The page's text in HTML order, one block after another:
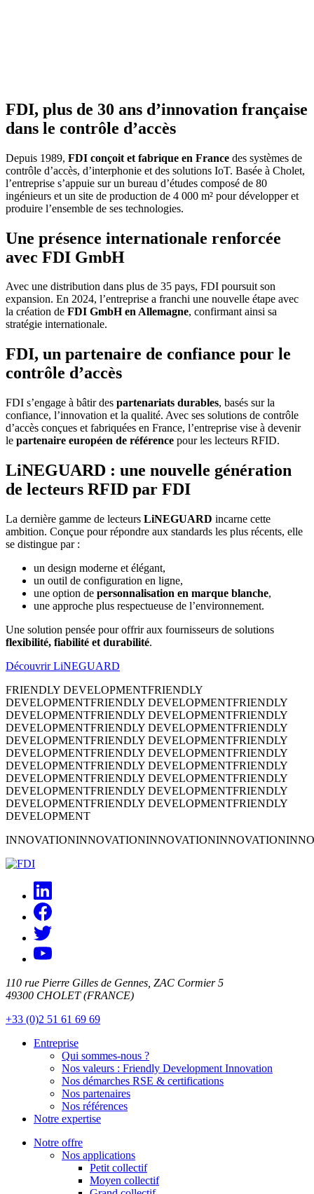
FDI, plus de 30 ans d’innovation française
dans le contrôle d’accès
Depuis 1989, FDI conçoit et fabrique en France des systèmes de
contrôle d’accès, d’interphonie et des solutions IoT. Basée à Cholet,
l’entreprise s’appuie sur un bureau d’études composé de 80
ingénieurs et un site de production de 4 000 m² pour développer et
produire l’ensemble de ses technologies.
Une présence internationale renforcée
avec FDI GmbH
Avec une distribution dans plus de 35 pays, FDI poursuit son
expansion. En 2024, l’entreprise a franchi une nouvelle étape avec
la création de FDI GmbH en Allemagne, confirmant ainsi sa
stratégie internationale.
FDI, un partenaire de confiance pour le
contrôle d’accès
FDI s’engage à bâtir des partenariats durables, basés sur la
confiance, l’innovation et la qualité. Avec ses solutions de contrôle
d’accès conçues et fabriquées en France, l’entreprise vise à devenir
le partenaire européen de référence pour les lecteurs RFID.
LiNEGUARD : une nouvelle génération
de lecteurs RFID par FDI
La dernière gamme de lecteurs LiNEGUARD incarne cette
ambition. Conçue pour répondre aux standards les plus récents, elle
se distingue par :
un design moderne et élégant,
un outil de configuration en ligne,
une option de personnalisation en marque blanche,
une approche plus respectueuse de l’environnement.
Une solution pensée pour offrir aux fournisseurs de solutions
flexibilité, fiabilité et durabilité.
Découvrir LiNEGUARD
FRIENDLY DEVELOPMENTFRIENDLY
DEVELOPMENTFRIENDLY DEVELOPMENTFRIENDLY
DEVELOPMENTFRIENDLY DEVELOPMENTFRIENDLY
DEVELOPMENTFRIENDLY DEVELOPMENTFRIENDLY
DEVELOPMENTFRIENDLY DEVELOPMENTFRIENDLY
DEVELOPMENTFRIENDLY DEVELOPMENTFRIENDLY
DEVELOPMENTFRIENDLY DEVELOPMENTFRIENDLY
DEVELOPMENTFRIENDLY DEVELOPMENTFRIENDLY
DEVELOPMENTFRIENDLY DEVELOPMENTFRIENDLY
DEVELOPMENTFRIENDLY DEVELOPMENTFRIENDLY
DEVELOPMENT
INNOVATIONINNOVATIONINNOVATIONINNOVATION
110 rue Pierre Gilles de Gennes, ZAC Cormier 5
49300 CHOLET (FRANCE)
+33 (0)2 51 61 69 69
Entreprise
Qui sommes-nous ?
Nos valeurs : Friendly Development Innovation
Nos démarches RSE & certifications
Nos partenaires
Nos références
Notre expertise
Notre offre
Nos applications
Petit collectif
Moyen collectif